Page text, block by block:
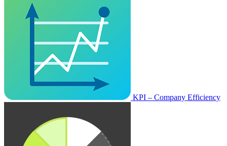
KPI – Company Efficiency